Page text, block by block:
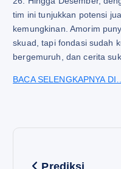
tim ini tunjukkan potensi
kemungkinan. Amorim
skuad, tapi fondasi sudah
bergemuruh, dan cerita
BACA SELENGKAPNYA DI…
Prediksi